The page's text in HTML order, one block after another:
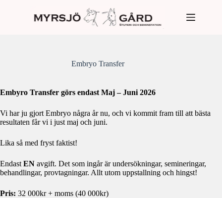
Embryo Transfer
Embyro Transfer görs endast Maj – Juni 2026
Vi har ju gjort Embryo några år nu, och vi kommit fram till att bästa
resultaten får vi i just maj och juni.
Lika så med fryst faktist!
Endast EN avgift. Det som ingår är undersökningar, semineringar,
behandlingar, provtagningar. Allt utom uppstallning och hingst!
Pris: 32 000kr + moms (40 000kr)